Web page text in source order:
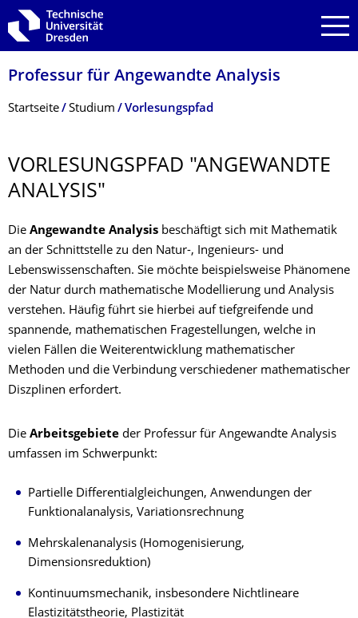
Zur Hauptnavigation springen
Zur Suche springen
Zum Inhalt springen
Professur für Angewandte Analysis
Breadcrumb-Menü
Startseite Studium Vorlesungspfad
VORLESUNGSPFAD "ANGEWANDTE
ANALYSIS"
Die Angewandte Analysis beschäftigt sich mit Mathematik
an der Schnittstelle zu den Natur-, Ingenieurs- und
Lebenswissenschaften. Sie möchte beispielsweise Phänomene
der Natur durch mathematische Modellierung und Analysis
verstehen. Häufig führt sie hierbei auf tiefgreifende und
spannende, mathematischen Fragestellungen, welche in
vielen Fällen die Weiterentwicklung mathematischer
Methoden und die Verbindung verschiedener mathematischer
Diszplinen erfordert.
Die Arbeitsgebiete der Professur für Angewandte Analysis
umfassen im Schwerpunkt:
Partielle Differentialgleichungen, Anwendungen der
Funktionalanalysis, Variationsrechnung
Mehrskalenanalysis (Homogenisierung,
Dimensionsreduktion)
Kontinuumsmechanik, insbesondere Nichtlineare
Elastizitätstheorie, Plastizität